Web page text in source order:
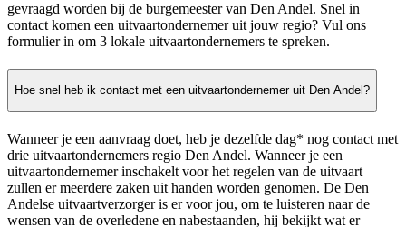
gevraagd worden bij de burgemeester van Den Andel. Snel in
contact komen een uitvaartondernemer uit jouw regio? Vul ons
formulier in om 3 lokale uitvaartondernemers te spreken.
Hoe snel heb ik contact met een uitvaartondernemer uit Den Andel?
Wanneer je een aanvraag doet, heb je dezelfde dag* nog contact met
drie uitvaartondernemers regio Den Andel. Wanneer je een
uitvaartondernemer inschakelt voor het regelen van de uitvaart
zullen er meerdere zaken uit handen worden genomen. De Den
Andelse uitvaartverzorger is er voor jou, om te luisteren naar de
wensen van de overledene en nabestaanden, hij bekijkt wat er